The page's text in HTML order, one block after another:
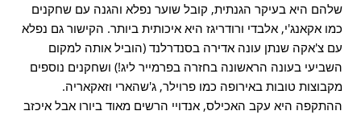
שלהם היא בעיקר הגנתית, קובל שוער נפלא והגנה עם שחקנים
כמו אקאנג'י, אלבדי ורודריגז היא איכותית ביותר. הקישור גם נפלא
עם צ'אקה שנתן עונה אדירה בסנדרלנד (הוביל אותה למקום
השביעי בעונה הראשונה בחזרה בפרמייר ליג!) ושחקנים נוספים
מקבוצות טובות באירופה כמו פרוילר, ג'שהארי וזאקאריה.
ההתקפה היא עקב האכילס, אנדויי הרשים מאוד ביורו אבל איכזב